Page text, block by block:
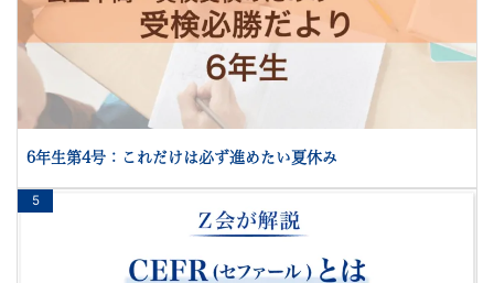
6年生第4号：これだけは必ず進めたい夏休み
5